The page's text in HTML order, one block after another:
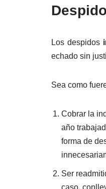
Los despidos
echado sin
Sea como
Cobrar la
año
forma de
Ser